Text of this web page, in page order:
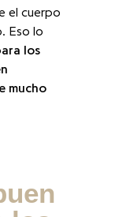
el cuerpo
Eso lo
los
mucho